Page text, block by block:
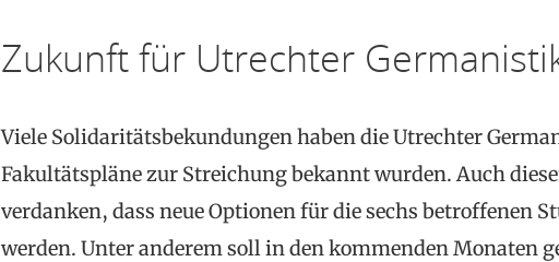
Zukunft für Utrechter
Viele Solidaritätsbekundungen haben die Utrechter
Fakultätspläne zur Streichung bekannt wurden. Auch
verdanken, dass neue Optionen für die sechs betroffenen
werden. Unter anderem soll in den kommenden Monaten